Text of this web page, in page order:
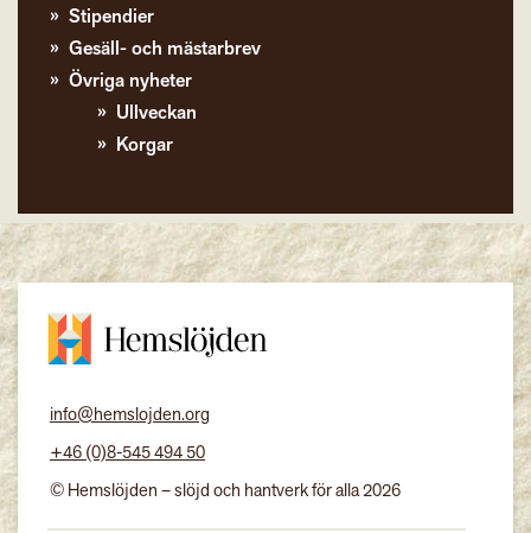
Stipendier
Gesäll- och mästarbrev
Övriga nyheter
Ullveckan
Korgar
info@hemslojden.org
+46 (0)8-545 494 50
© Hemslöjden – slöjd och hantverk för alla 2026